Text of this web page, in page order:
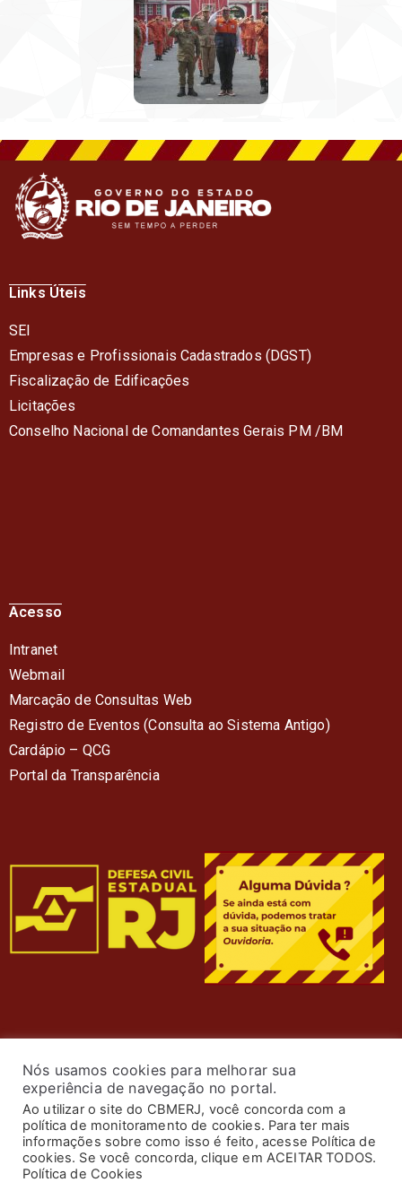
Links Úteis
SEI
Empresas e Profissionais Cadastrados (DGST)
Fiscalização de Edificações
Licitações
Conselho Nacional de Comandantes Gerais PM /BM
Acesso
Intranet
Webmail
Marcação de Consultas Web
Registro de Eventos (Consulta ao Sistema Antigo)
Cardápio – QCG
Portal da Transparência
© 2024 Corpo de Bombeiros Militar do Estado do Rio de
Nós usamos cookies para melhorar sua
experiência de navegação no portal.
Ao utilizar o site do CBMERJ, você concorda com a
política de monitoramento de cookies. Para ter mais
informações sobre como isso é feito, acesse Política de
cookies. Se você concorda, clique em ACEITAR TODOS.
Política de Cookies